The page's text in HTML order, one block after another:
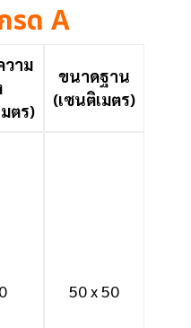
รด A
าม
ตร)
ขนาดฐาน
(เซนติเมตร)
50 x 50